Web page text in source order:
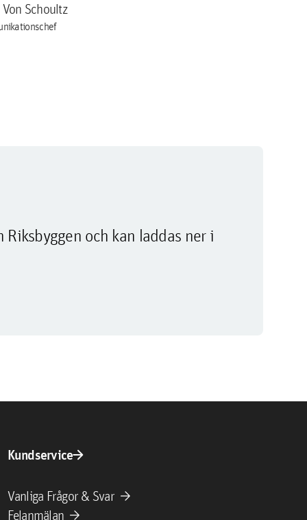
Schoultz
och kan laddas ner i
Kundservicearrow_forward
Vanliga Frågor & Svar arrow_forward
Felanmälan arrow_forward